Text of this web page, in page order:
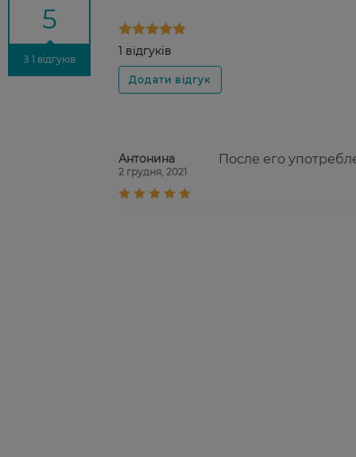
5
З 1 відгуків
1 відгуків
Антонина
2 грудня, 2021
После его